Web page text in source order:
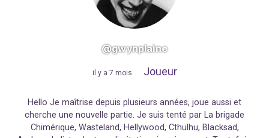
@gwynplaine
il y a 7 mois Joueur
Hello Je maîtrise depuis plusieurs années, joue aussi et
cherche une nouvelle partie. Je suis tenté par La brigade
Chimérique, Wasteland, Hellywood, Cthulhu, Blacksad,